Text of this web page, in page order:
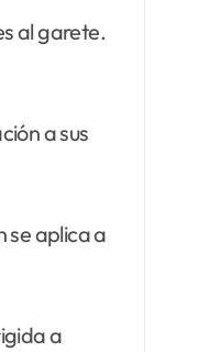
al garete.
a sus
se aplica a
a